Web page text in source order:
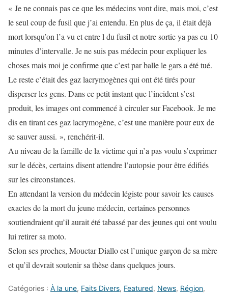
« Je ne connais pas ce que les médecins vont dire, mais moi, c’est
le seul coup de fusil que j’ai entendu. En plus de ça, il était déjà
mort lorsqu’on l’a vu et entre l du fusil et notre sortie ya pas eu 10
minutes d’intervalle. Je ne suis pas médecin pour expliquer les
choses mais moi je confirme que c’est par balle le gars a été tué.
Le reste c’était des gaz lacrymogènes qui ont été tirés pour
disperser les gens. Dans ce petit instant que l’incident s’est
produit, les images ont commencé à circuler sur Facebook. Je me
dis en tirant ces gaz lacrymogène, c’est une manière pour eux de
se sauver aussi. », renchérit-il.
Au niveau de la famille de la victime qui n’a pas voulu s’exprimer
sur le décès, certains disent attendre l’autopsie pour être édifiés
sur les circonstances.
En attendant la version du médecin légiste pour savoir les causes
exactes de la mort du jeune médecin, certaines personnes
soutiendraient qu’il aurait été tabassé par des jeunes qui ont voulu
lui retirer sa moto.
Selon ses proches, Mouctar Diallo est l’unique garçon de sa mère
et qu’il devrait soutenir sa thèse dans quelques jours.
Catégories : À la une, Faits Divers, Featured, News, Région,